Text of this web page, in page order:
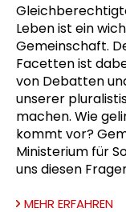
Leben ist ein
Gemeinschaft.
Facetten ist
von Debatten
unserer
machen. Wie
kommt vor?
Ministerium für
uns diesen
MEHR ERFAHREN